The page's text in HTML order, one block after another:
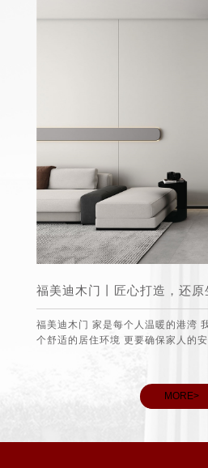
福美迪木门 家是每个人温暖的港湾
个舒适的居住环境 更要确保家人的
MORE>